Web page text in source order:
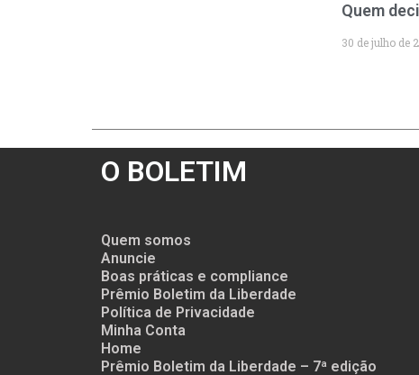
Quem
30 de julho de
O BOLETIM
Quem somos
Anuncie
Boas práticas e compliance
Prêmio Boletim da Liberdade
Política de Privacidade
Minha Conta
Home
Prêmio Boletim da Liberdade – 7ª edição